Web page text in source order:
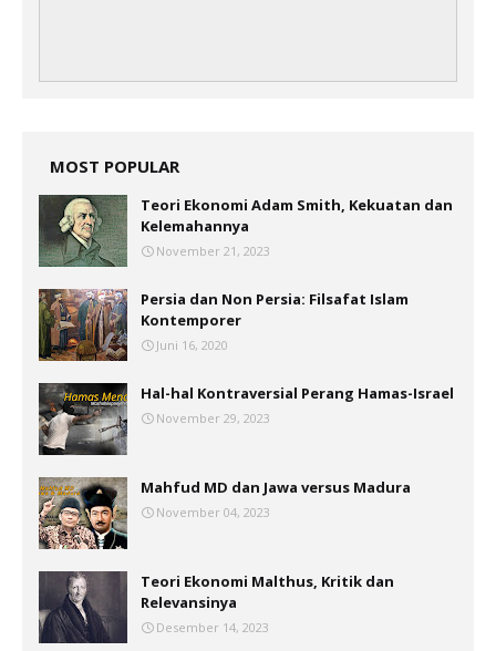
MOST POPULAR
Teori Ekonomi Adam Smith, Kekuatan dan
Kelemahannya
November 21, 2023
Persia dan Non Persia: Filsafat Islam
Kontemporer
Juni 16, 2020
Hal-hal Kontraversial Perang Hamas-Israel
November 29, 2023
Mahfud MD dan Jawa versus Madura
November 04, 2023
Teori Ekonomi Malthus, Kritik dan
Relevansinya
Desember 14, 2023